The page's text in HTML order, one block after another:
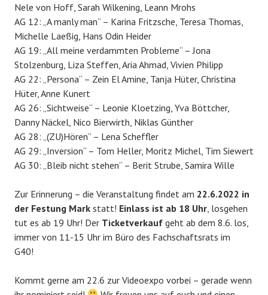
Nele von Hoff, Sarah Wilkening, Leann Mrohs
AG 12: „A manly man“ – Karina Fritzsche, Teresa Thomas,
Michelle Laeßig, Hans Odin Heider
AG 19: „All meine verdammten Probleme“ – Jona
Stolzenburg, Liza Steffen, Aria Ahmad, Vivien Philipp
AG 22: „Persona“ – Zein El Amine, Tanja Hüter, Christina
Hüter, Anne Kunert
AG 26: „Sichtweise“ – Leonie Kloetzing, Yva Böttcher,
Danny Näckel, Nico Bierwirth, Niklas Günther
AG 28: „(ZU)Hören“ – Lena Scheffler
AG 29: „Inversion“ – Tom Heller, Moritz Michel, Tim Siewert
AG 30: „Bleib nicht stehen“ – Berit Strube, Samira Wille
Zur Erinnerung – die Veranstaltung findet am 22.6.2022 in
der Festung Mark statt! Einlass ist ab 18 Uhr , losgehen
tut es ab 19 Uhr! Der Ticketverkauf geht ab dem 8.6. los,
immer von 11-15 Uhr im Büro des Fachschaftsrats im
G40!
Kommt gerne am 22.6 zur Videoexpo vorbei – gerade wenn